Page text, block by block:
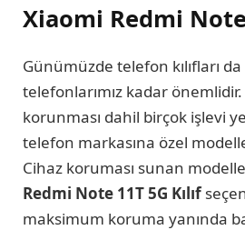
Xiaomi Redmi Note
Günümüzde telefon kılıfları
telefonlarımız kadar
korunması dahil birçok işlevi
telefon markasına özel
Cihaz koruması sunan
Redmi Note 11T 5G Kılıf
maksimum koruma yanında